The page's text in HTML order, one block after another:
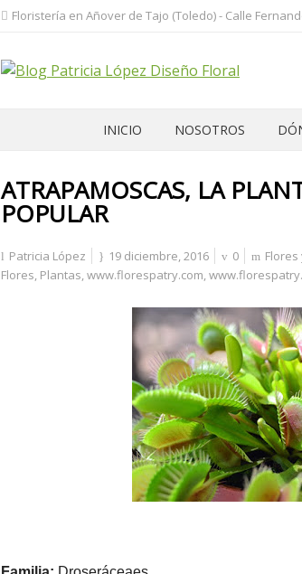
Floristería en Añover de Tajo (Toledo) - Calle
INICIO NOSOTROS
ATRAPAMOSCAS, LA
POPULAR
Patricia López 19 diciembre, 2016 0 Flores
Flores, Plantas,www.florespatry.com,